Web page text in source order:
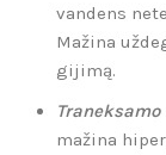
vandens
Mažina
gijimą.
mažina